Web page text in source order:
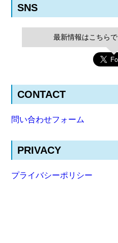
SNS
最新情報はこちら
CONTACT
問い合わせフォーム
PRIVACY
プライバシーポリシー